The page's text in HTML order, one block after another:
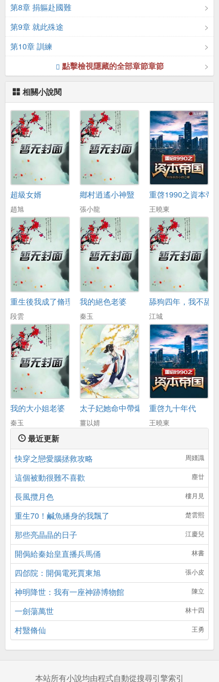
第8章 捐軀赴國難
第9章 就此殊途
第10章 訓練
點擊檢視隱藏的全部章節章節
相關小說閱
超級女婿
趙旭
鄕村逍遙小神毉
張小龍
重啓1990之資本帝
王曉東
重生後我成了脩理工
段雲
我的絕色老婆
秦玉
舔狗四年，我不舔
江城
我的大小姐老婆
秦玉
太子妃她命中帶爆
薑以婧
重啓九十年代
王曉東
最近更新
快穿之戀愛腦拯救攻略
周嫤識
這個被動很難不喜歡 塵廿
長風攬月色 樓月見
重生70！鹹魚繙身的我飄了 楚雲熙
那些亮晶晶的日子 江慶兒
開侷給秦始皇直播兵馬俑 林書
四郃院：開侷電死賈東旭 張小皮
神明降世：我有一座神跡博物館 陳立
一劍蕩萬世 林十四
村毉脩仙 王勇
本站所有小說均由程式自動從搜尋引擎索引